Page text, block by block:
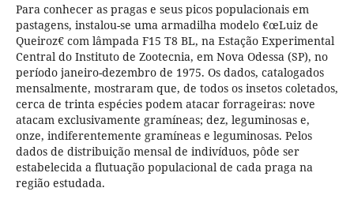
Para conhecer as pragas e seus picos populacionais em
pastagens, instalou-se uma armadilha modelo €œLuiz de
Queiroz€ com lâmpada F15 T8 BL, na Estação Experimental
Central do Instituto de Zootecnia, em Nova Odessa (SP), no
período janeiro-dezembro de 1975. Os dados, catalogados
mensalmente, mostraram que, de todos os insetos coletados,
cerca de trinta espécies podem atacar forrageiras: nove
atacam exclusivamente gramíneas; dez, leguminosas e,
onze, indiferentemente gramíneas e leguminosas. Pelos
dados de distribuição mensal de indivíduos, pôde ser
estabelecida a flutuação populacional de cada praga na
região estudada.